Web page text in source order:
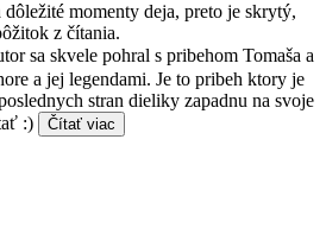
momenty deja, preto je skrytý,
z čítania.
sa skvele pohral s pribehom Tomaša a
a jej legendami. Je to pribeh ktory je
stran dieliky zapadnu na svoje
:)
Čítať viac